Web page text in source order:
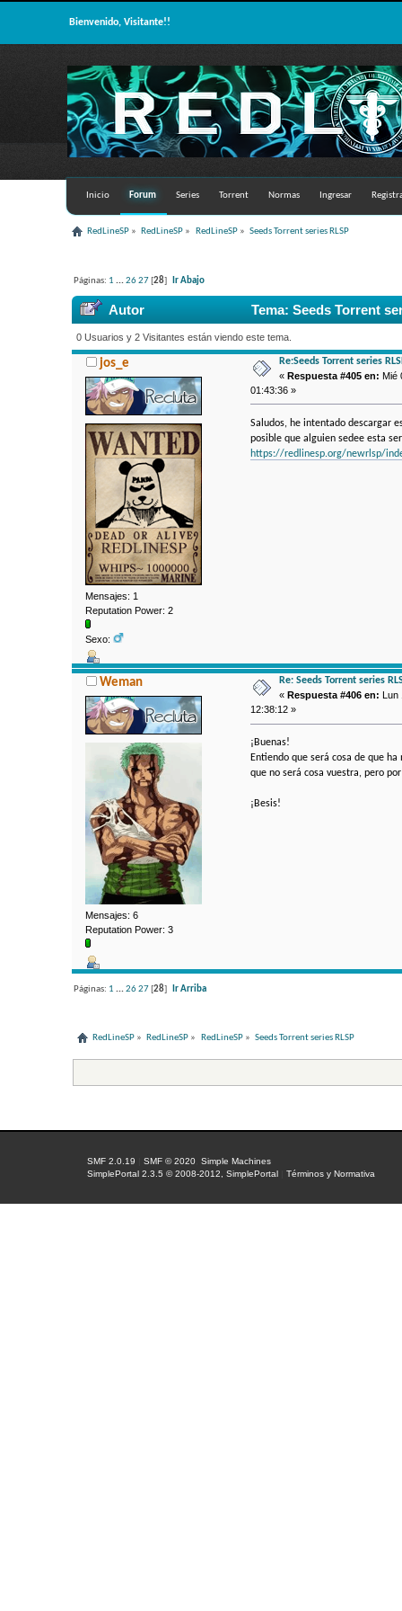
Bienvenido, Visitante!!
Inicio Forum Series Torrent Normas Ingresar
RedLineSP » RedLineSP » RedLineSP» Seeds Torrent series RLSP
Páginas: 1 ...26 27 28] Ir Abajo
Autor Tema: Seeds Torrent
0 Usuarios y 2 Visitantes están viendo este tema.
jos_e
Mensajes: 1
Reputation Power: 2
Sexo:
Re:Seeds Torrent series
«Respuesta #405 en: Mié
01:43:36 »
Saludos, he intentado descargar
posible que alguien sedee esta
https://redlinesp.org/newrlsp/
Weman
Mensajes: 6
Reputation Power: 3
Re: Seeds Torrent series
«Respuesta #406 en: Lun
12:38:12 »
¡Buenas!
Entiendo que será cosa de que
que no será cosa vuestra, pero
¡Besis!
Páginas: 1 ...26 27[28] Ir Arriba
RedLineSP » RedLineSP » RedLineSP» Seeds Torrent series RLSP
SMF 2.0.19 |SMF © 2020 ,Simple Machines
SimplePortal 2.3.5 © 2008-2012, SimplePortal
|Términos y Normativa